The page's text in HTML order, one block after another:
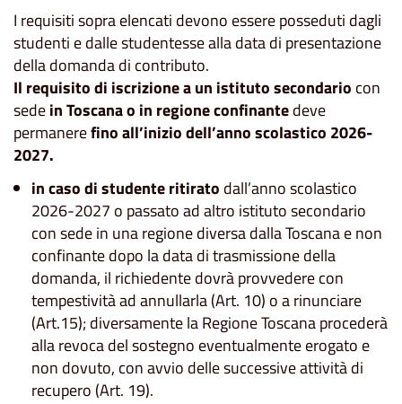
I requisiti sopra elencati devono essere posseduti dagli
studenti e dalle studentesse alla data di presentazione
della domanda di contributo.
Il requisito di iscrizione a un istituto secondario con
sedein Toscana o in regione confinantedeve
permanerefino all’inizio dell’anno scolastico 2026-
2027.
in caso di studente ritirato dall’anno scolastico
2026-2027 o passato ad altro istituto secondario
con sede in una regione diversa dalla Toscana e non
confinante dopo la data di trasmissione della
domanda, il richiedente dovrà provvedere con
tempestività ad annullarla (Art. 10) o a rinunciare
(Art.15); diversamente la Regione Toscana procederà
alla revoca del sostegno eventualmente erogato e
non dovuto, con avvio delle successive attività di
recupero (Art. 19).